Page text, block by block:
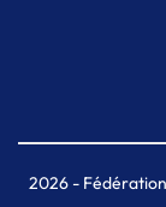
2026- Fédération